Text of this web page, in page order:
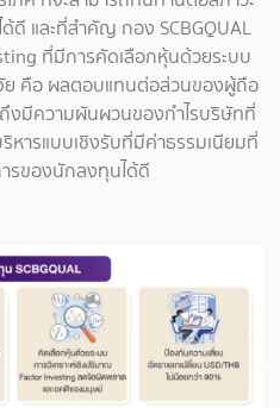
ด้ดี และที่สำคัญ กอง SCBGQUAL
ที่มีการคัดเลือกหุ้นด้วยระบบ
ย คือ ผลตอบแทนต่อส่วนของผู้ถือ
งมีความผันผวนของกำไรบริษัทที่
ารแบบเชิงรับที่มีค่าธรรมเนียมที่
รของนักลงทุนได้ดี